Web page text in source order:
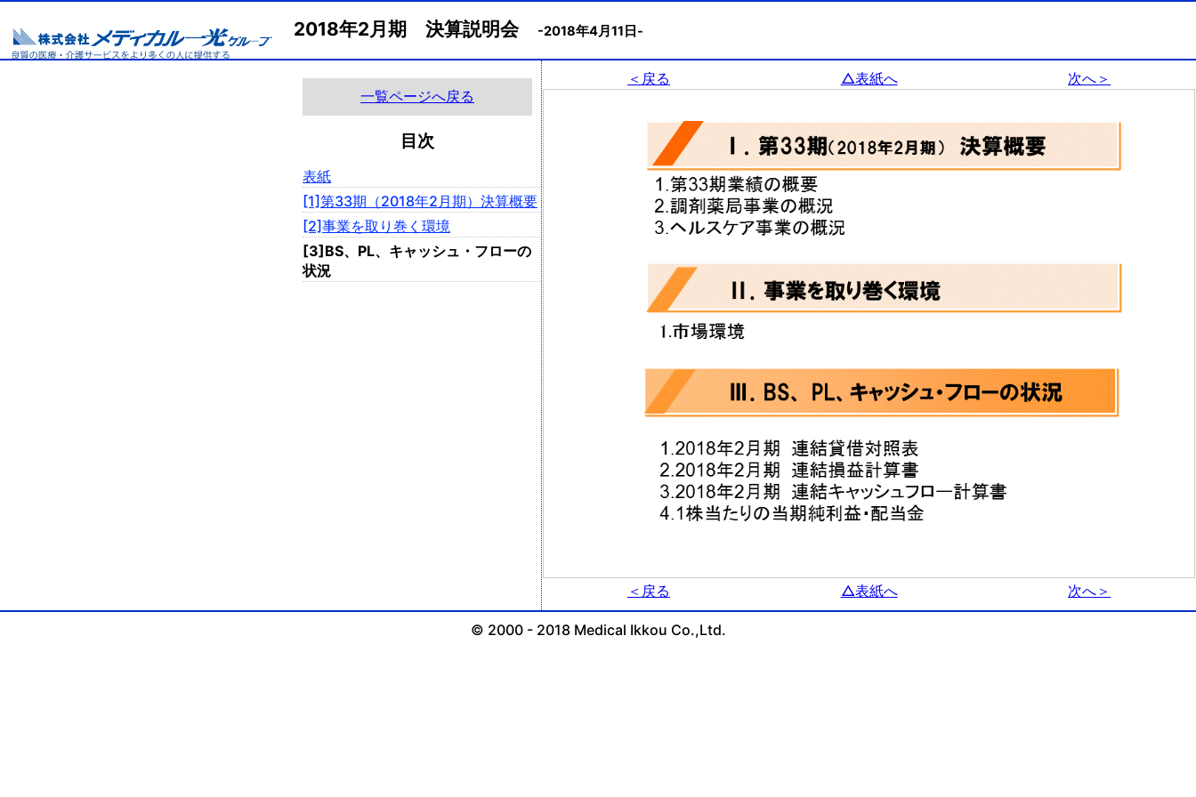
2018年2月期 決算説明会 -2018年4月11日-
一覧ページへ戻る
目次
表紙
[1]第33期（2018年2月期）決算概要
[2]事業を取り巻く環境
[3]BS、PL、キャッシュ・フローの
状況
＜戻る △表紙へ 次へ＞
＜戻る △表紙へ 次へ＞
© 2000 - 2018 Medical Ikkou Co.,Ltd.